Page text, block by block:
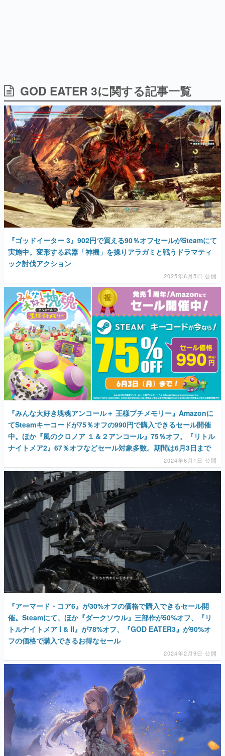
日本のコンテンツ産業やカルチャーに与えた影響を探る企
画です。
日本モバイルゲーム産業史
日本のモバイルゲーム史における主要なトピック・タイト
ルを網羅するほか、開発者へのインタビューや識者による
解説を掲載。約20年の歴史が一望できる決定版！
若ゲのいたり〜ゲームクリエイターの青春〜
『うつヌケ』『ペンと箸』等で知られるマンガ家・田中圭
一先生によるゲーム業界レポートマンガです。
なんでゲームは面白い？
ゲーム開発者・hamatsu氏がゲームの魅力を画面や操作の
具体的な形から解き明かしていく、硬派で骨太な評論連載
です。
「経験値」「裏技」「ラスボス」… ゲームにまつわる言葉
の起源や用法の変遷を、コンピューター文化史研究家・タ
イニーP氏が徹底調査。
カテゴリ
特集記事
マンガ
女性向け
アプリレビュー
その他
電ファミニコゲーマーとは？
運営：株式会社マレ
GOD EATER 3に関する記事一覧
『ゴッドイーター 3』902円で買える90％オフセールがSteamにて
実施中。変形する武器「神機」を操りアラガミと戦うドラマティ
ック討伐アクション
2025年6月5日 公開
『みんな大好き塊魂アンコール＋ 王様プチメモリー』Amazonに
てSteamキーコードが75％オフの990円で購入できるセール開催
中。ほか『風のクロノア １＆２アンコール』75％オフ。『リトル
ナイトメア2』67％オフなどセール対象多数。期間は6月3日まで
2024年6月1日 公開
『アーマード・コア6』が30%オフの価格で購入できるセール開
催。Steamにて、ほか『ダークソウル』三部作が50%オフ、『リ
トルナイトメア I & II』が78%オフ、『GOD EATER3』が90%オ
フの価格で購入できるお得なセール
2024年2月9日 公開